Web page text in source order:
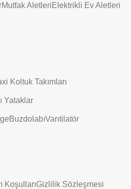
Mutfak AletleriElektrikli Ev Aletleri
Koltuk Takımları
Yataklar
BuzdolabıVantilatör
KoşullarıGizlilik Sözleşmesi